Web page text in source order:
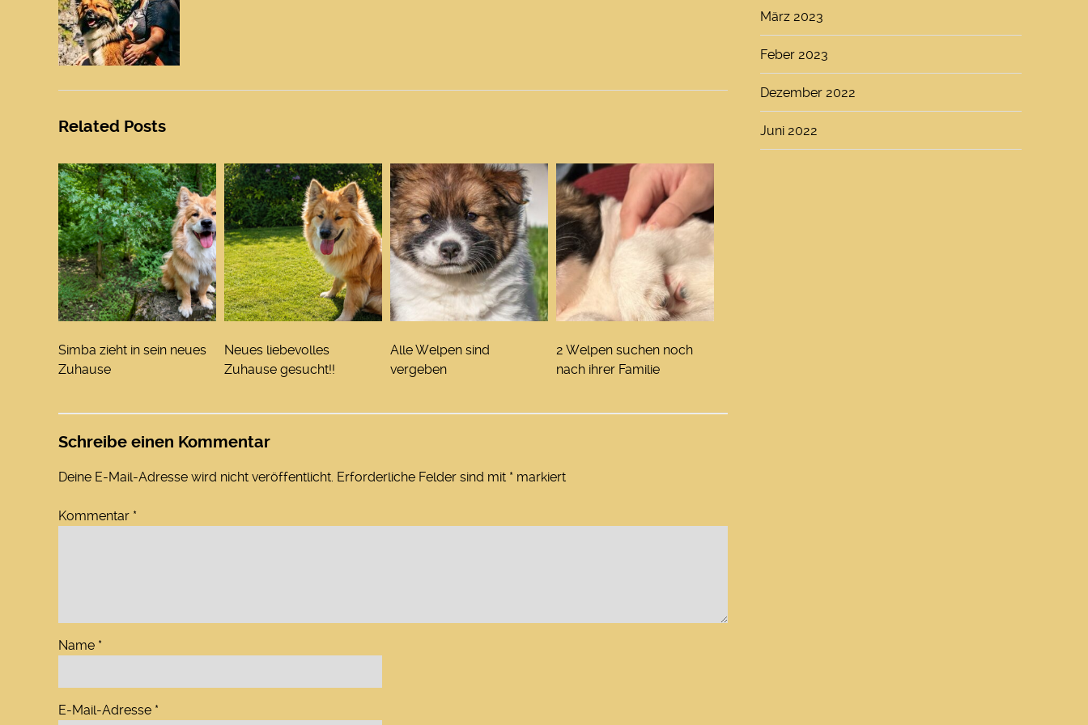
Related Posts
Simba zieht in sein neues
Zuhause
Neues liebevolles
Zuhause gesucht!!
Alle Welpen sind
vergeben
2 Welpen suchen noch
nach ihrer Familie
Schreibe einen Kommentar
Deine E-Mail-Adresse wird nicht veröffentlicht. Erforderliche Felder sind mit * markiert
Kommentar *
Name *
E-Mail-Adresse *
März 2023
Feber 2023
Dezember 2022
Juni 2022